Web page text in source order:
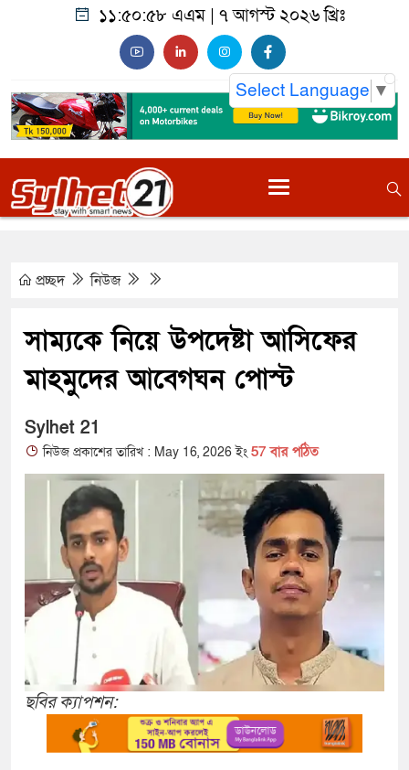
১১:৫০:৫৯ এএম| ৭ আগস্ট ২০২৬ খ্রিঃ
Select Language ▼
প্রচ্ছদ নিউজ
সাম্যকে নিয়ে উপদেষ্টা আসিফের
মাহমুদের আবেগঘন পোস্ট
Sylhet 21
নিউজ প্রকাশের তারিখ : May 16, 2026 ইং 57 বার পঠিত
ছবির ক্যাপশন: